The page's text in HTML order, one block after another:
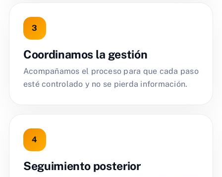
Coordinamos la gestión
Acompañamos el proceso para que cada paso
esté controlado y no se pierda información.
Seguimiento posterior